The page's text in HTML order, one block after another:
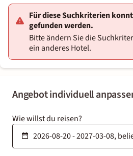
Angebot individuell
Wie willst du reisen?
Für diese Suchkriterien
gefunden werden.
Bitte ändern Sie die
ein anderes Hotel.